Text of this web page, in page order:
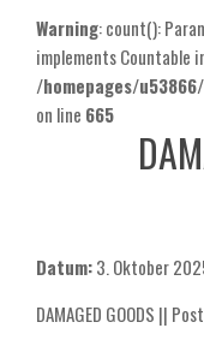
Warning: count():
implements Countable
/homepages/
on line 665
Datum:3. Oktober
DAMAGED GOODS ||